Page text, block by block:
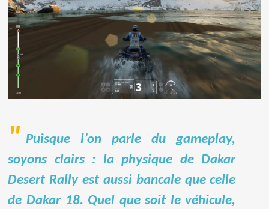
Puisque l’on parle du gameplay,
soyons clairs : la physique de Dakar
Desert Rally est aussi bancale que celle
de Dakar 18. Quel que soit le véhicule,